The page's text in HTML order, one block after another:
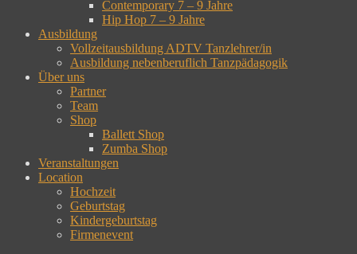
Contemporary 7 – 9 Jahre
Hip Hop 7 – 9 Jahre
Ausbildung
Vollzeitausbildung ADTV Tanzlehrer/in
Ausbildung nebenberuflich Tanzpädagogik
Über uns
Partner
Team
Shop
Ballett Shop
Zumba Shop
Veranstaltungen
Location
Hochzeit
Geburtstag
Kindergeburtstag
Firmenevent